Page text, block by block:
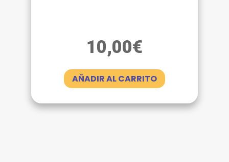
10,00€
AÑADIR AL CARRITO